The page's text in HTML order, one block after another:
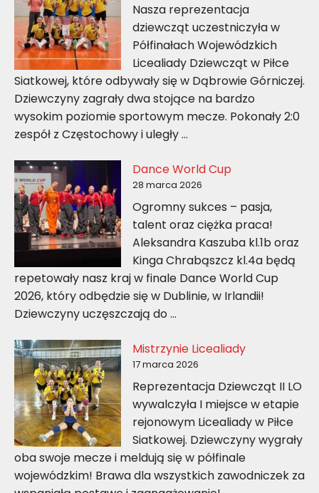
Nasza reprezentacja
dziewcząt uczestniczyła w
Półfinałach Wojewódzkich
Licealiady Dziewcząt w Piłce
Siatkowej, które odbywały się w Dąbrowie Górniczej.
Dziewczyny zagrały dwa stojące na bardzo
wysokim poziomie sportowym mecze. Pokonały 2:0
zespół z Częstochowy i uległy …
Dance World Cup
28 marca 2026
Ogromny sukces – pasja,
talent oraz ciężka praca!
Aleksandra Kaszuba kl.1b oraz
Kinga Chrabąszcz kl.4a będą
repetowały nasz kraj w finale Dance World Cup
2026, który odbędzie się w Dublinie, w Irlandii!
Dziewczyny uczęszczają do …
Mistrzynie Licealiady
17 marca 2026
Reprezentacja Dziewcząt II LO
wywalczyła I miejsce w etapie
rejonowym Licealiady w Piłce
Siatkowej. Dziewczyny wygrały
oba swoje mecze i meldują się w półfinale
wojewódzkim! Brawa dla wszystkich zawodniczek za